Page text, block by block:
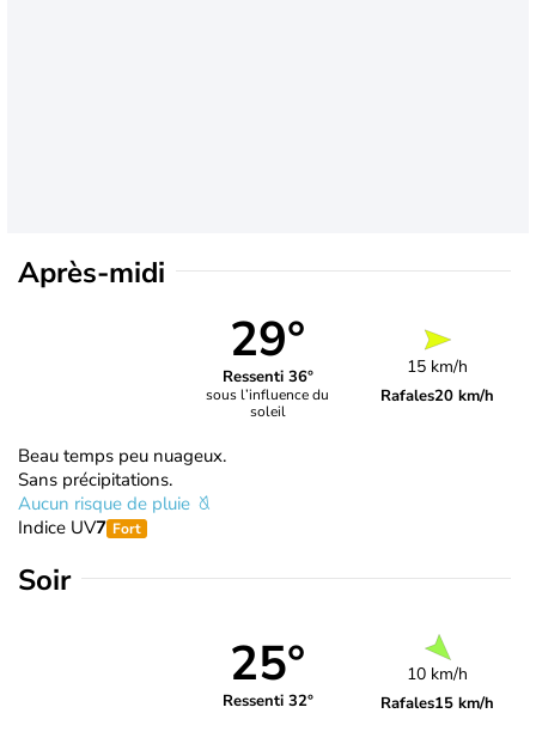
Après-midi
29°
Ressenti 36°
sous l’influence du
soleil
15 km/h
Rafales20 km/h
Beau temps peu nuageux.
Sans précipitations.
Aucun risque de pluie
Indice UV7 Fort
Soir
25°
Ressenti 32°
10 km/h
Rafales15 km/h